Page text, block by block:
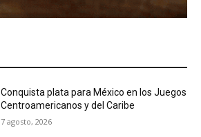
Conquista plata para México en los Juegos
Centroamericanos y del Caribe
7 agosto, 2026